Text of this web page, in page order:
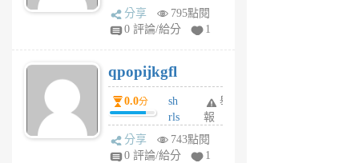
w
rs
6
個
月
前
分享
795點閱
0 評論/給分
1
qpopijkgfl
0.0分
sh
rls
k
m
舉
報
分享
743點閱
0 評論/給分
1